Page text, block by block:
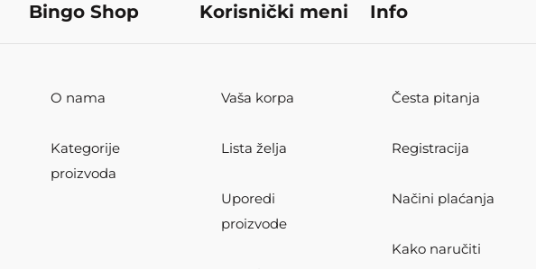
Bingo Shop
O nama
Kategorije
proizvoda
Korisnički meni
Vaša korpa
Lista želja
Uporedi
proizvode
Info
Česta pitanja
Registracija
Načini plaćanja
Kako naručiti